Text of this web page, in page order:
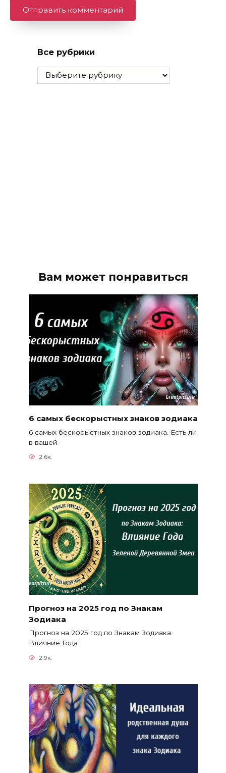
Все рубрики
Все
рубрики
Вам может понравиться
6 самых бескорыстных знаков зодиака
6 самых бескорыстных знаков зодиака. Есть ли
в вашей
2.6к.
Прогноз на 2025 год по Знакам
Зодиака
Прогноз на 2025 год по Знакам Зодиака:
Влияние Года
2.9к.